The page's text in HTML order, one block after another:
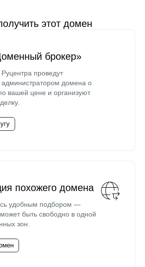
этот домен
брокер»
проведут
администратором домена о
вашей цене и организуют
похожего домена
удобным подбором —
быть свободно в одной
зон.